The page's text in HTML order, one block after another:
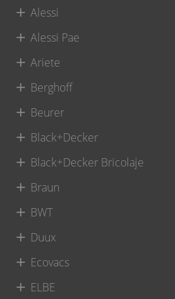
Alessi
Alessi Pae
Ariete
Berghoff
Beurer
Black+Decker
Black+Decker Bricolaje
Braun
BWT
Duux
Ecovacs
ELBE